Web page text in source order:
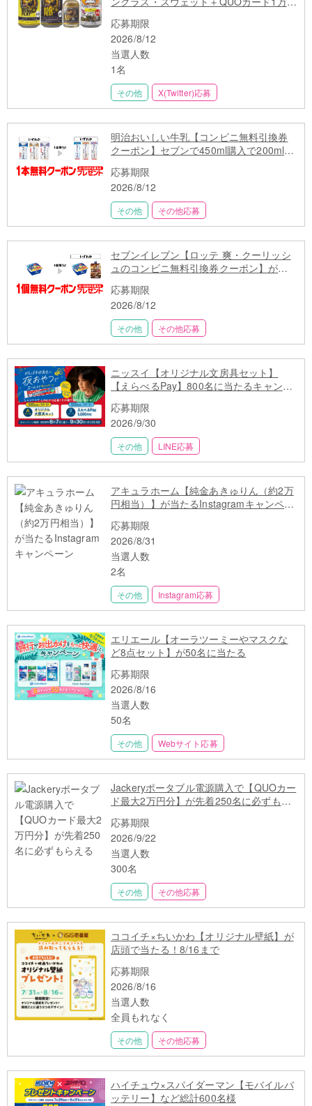
応募期限
2026/8/12
当選人数
1名
その他 X(Twitter)応募
明治おいしい牛乳【コンビニ無料引換券
クーポン】セブンで450ml購入で200mlも
応募期限
2026/8/12
その他 その他応募
セブンイレブン【ロッテ 爽・クーリッシ
ュのコンビニ無料引換券クーポン】が当
応募期限
2026/8/12
その他 その他応募
ニッスイ【オリジナル文房具セット】
【えらべるPay】800名に当たるキャンペ
応募期限
2026/9/30
その他 LINE応募
アキュラホーム【純金あきゅりん（約2万
円相当）】が当たるInstagramキャンペー
応募期限
2026/8/31
当選人数
2名
その他 Instagram応募
エリエール【オーラツーミーやマスクな
ど8点セット】が50名に当たる
応募期限
2026/8/16
当選人数
50名
その他 Webサイト応募
Jackeryポータブル電源購入で【QUOカー
ド最大2万円分】が先着250名に必ずもら
応募期限
2026/9/22
当選人数
300名
その他 その他応募
ココイチ×ちいかわ【オリジナル壁紙】が
店頭で当たる！8/16まで
応募期限
2026/8/16
当選人数
全員もれなく
その他 その他応募
ハイチュウ×スパイダーマン【モバイルバ
ッテリー】など総計600名様